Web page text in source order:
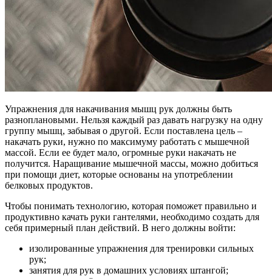
Упражнения для накачивания мышц рук должны быть
разноплановыми. Нельзя каждый раз давать нагрузку на одну
группу мышц, забывая о другой. Если поставлена цель –
накачать руки, нужно по максимуму работать с мышечной
массой. Если ее будет мало, огромные руки накачать не
получится. Наращивание мышечной массы, можно добиться
при помощи диет, которые основаны на употреблении
белковых продуктов.
Чтобы понимать технологию, которая поможет правильно и
продуктивно качать руки гантелями, необходимо создать для
себя примерный план действий. В него должны войти:
изолированные упражнения для тренировки сильных
рук;
занятия для рук в домашних условиях штангой;